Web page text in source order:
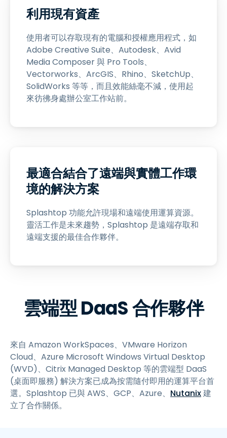
利用現有資產
使用者可以存取現有的電腦和授權應用程式，如
Adobe Creative Suite、Autodesk、Avid
Media Composer 與 Pro Tools、
Vectorworks、ArcGIS、Rhino、SketchUp、
SolidWorks 等等，而且效能絲毫不減，使用起
來彷彿身處辦公室工作站前。
最適合結合了遠端與實體工作環
境的解決方案
Splashtop 功能允許現場和遠端使用運算資源。
靈活工作是未來趨勢，Splashtop 是遠端存取和
遠端支援的最佳合作夥伴。
雲端型 DaaS 合作夥伴
來自 Amazon WorkSpaces、VMware Horizon
Cloud、Azure Microsoft Windows Virtual Desktop
(WVD)、Citrix Managed Desktop 等的雲端型 DaaS
(桌面即服務) 解決方案已成為按需隨付即用的運算平台首
選。Splashtop 已與 AWS、GCP、Azure、 Nutanix建
立了合作關係。